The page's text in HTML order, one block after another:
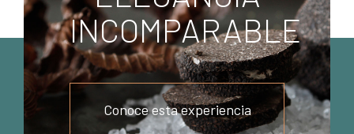
INCOMPARABLE
Conoce esta experiencia